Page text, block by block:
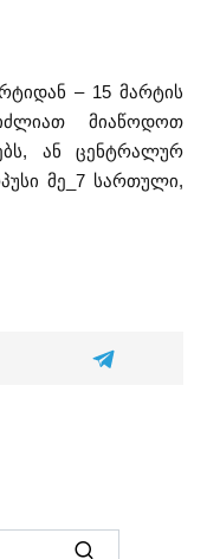
– 15 მარტის
მიაწოდოთ
ან ცენტრალურ
მე_7 სართული,